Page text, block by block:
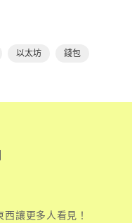
常方便。
以太坊 錢包
讓更多人看見！